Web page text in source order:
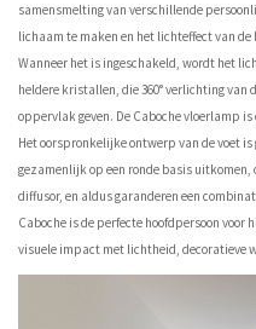
samensmelting van verschillende
lichaam te maken en het lichteffect van de
Wanneer het is ingeschakeld, wordt het
heldere kristallen, die 360° verlichting van
oppervlak geven. De Caboche vloerlamp
Het oorspronkelijke ontwerp van de voet
gezamenlijk op een ronde basis
diffusor, en aldus garanderen een
Caboche is de perfecte hoofdpersoon
visuele impact met lichtheid, decoratieve